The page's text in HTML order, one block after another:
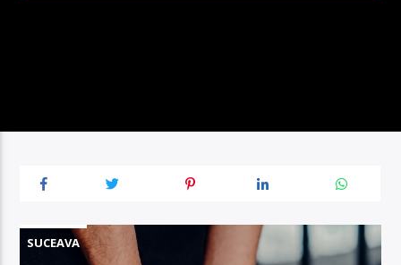
SUCEAVA